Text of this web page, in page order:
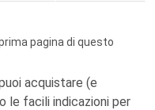
pagina di questo
acquistare (e
le facili indicazioni per